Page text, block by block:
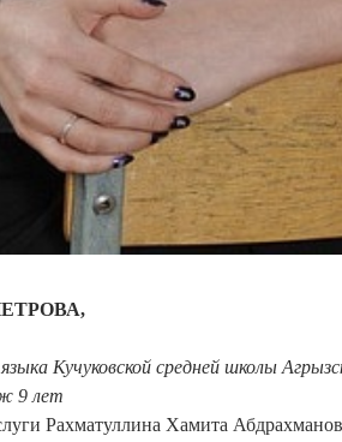
Кучуковской средней школы
9 лет
Рахматуллина Хамита